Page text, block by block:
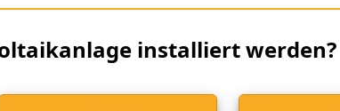
installiert werden?